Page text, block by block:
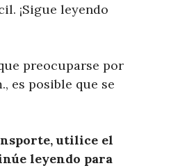
¡Sigue leyendo
preocuparse por
es posible que se
utilice el
leyendo para